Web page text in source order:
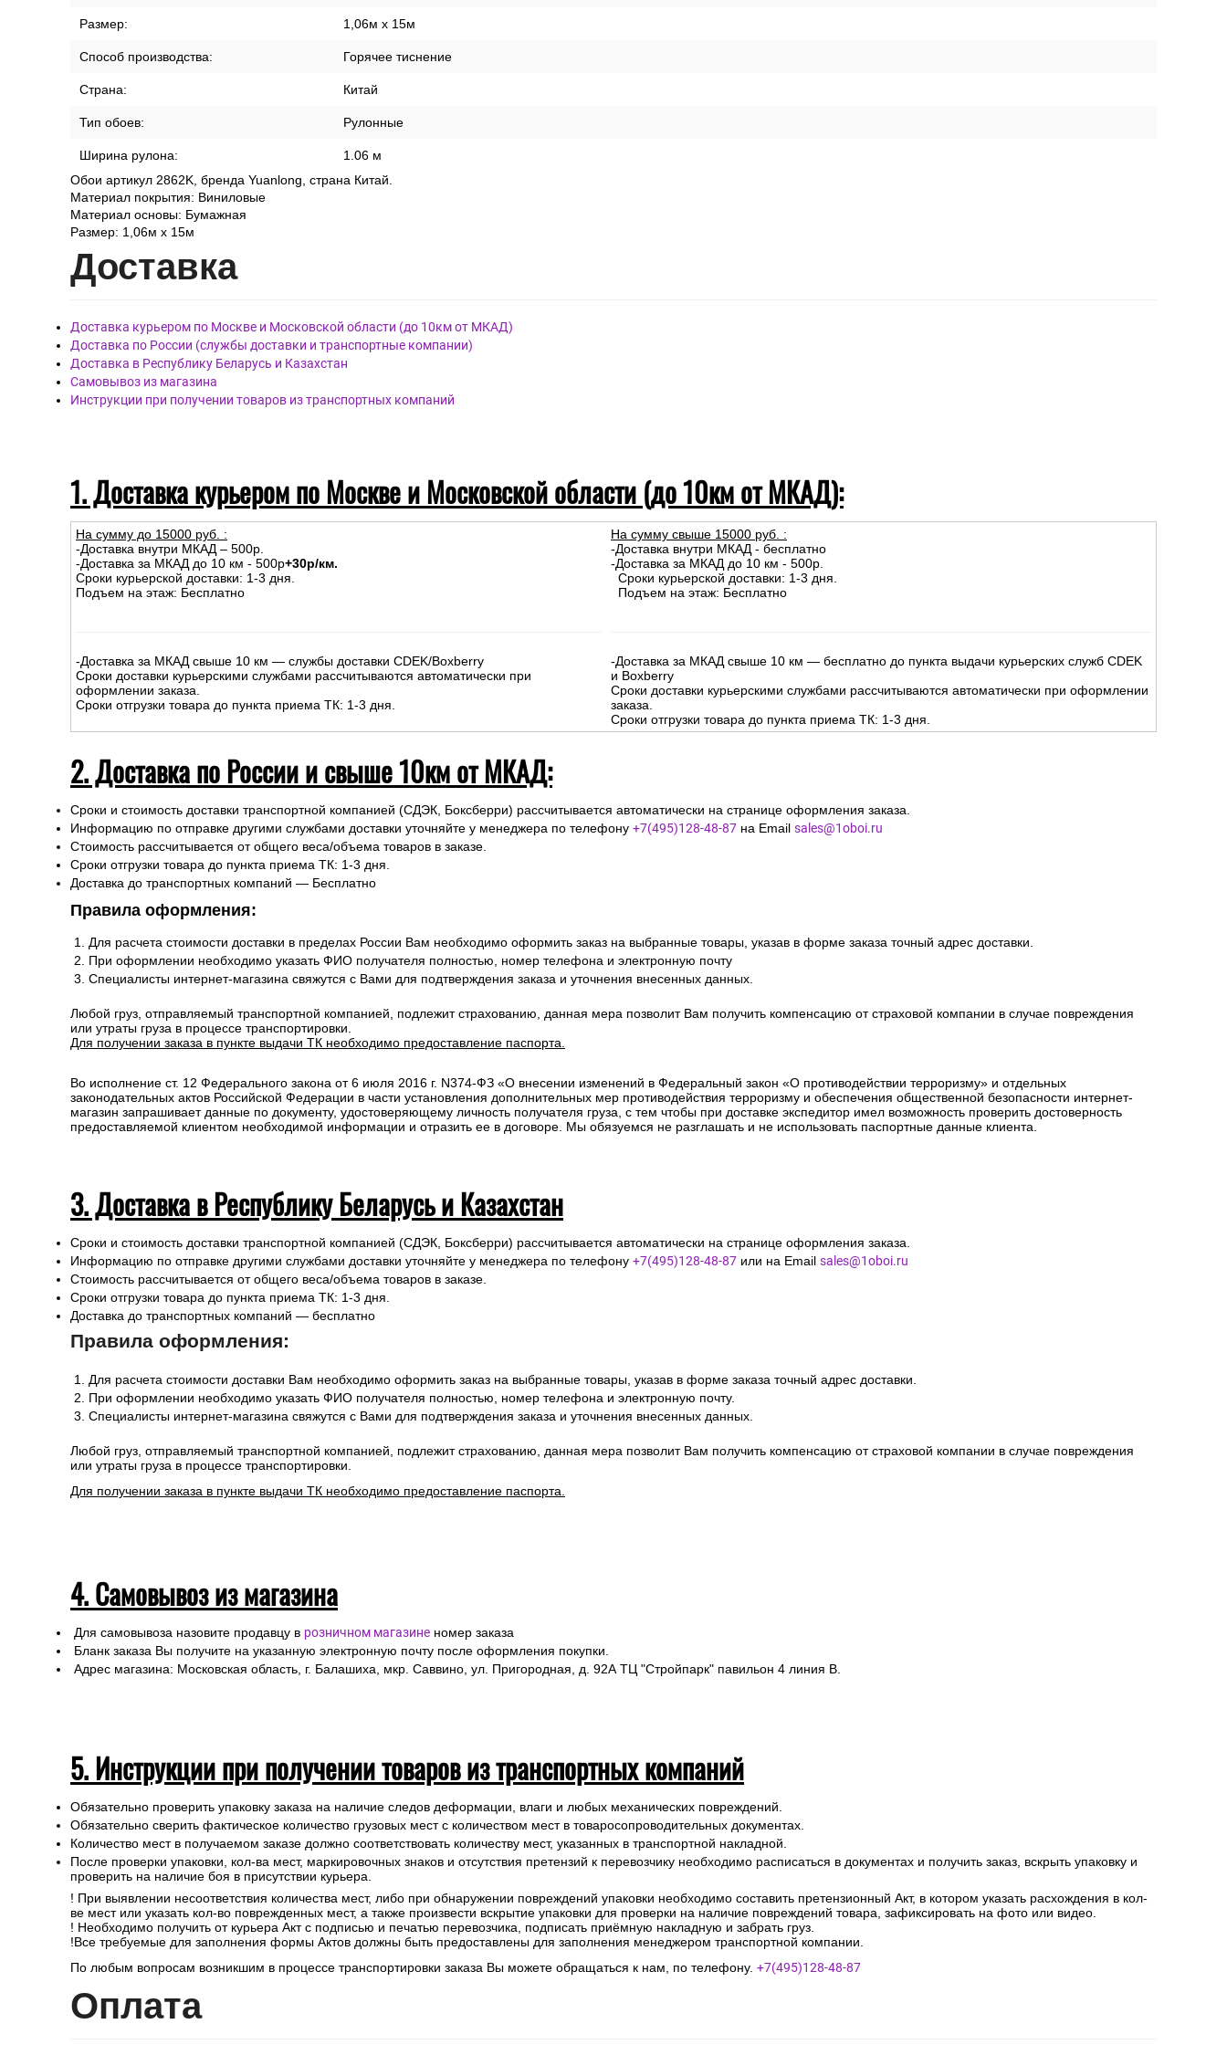
Размер: 1,06м x 15м
Способ производства: Горячее тиснение
Страна: Китай
Тип обоев: Рулонные
Ширина рулона:
1.06 м
Обои артикул 2862K, бренда Yuanlong, страна Китай.
Материал покрытия: Виниловые
Материал основы: Бумажная
Размер: 1,06м x 15м
Доставка
Доставка курьером по Москве и Московской области (до 10км от МКАД)
Доставка по России (службы доставки и транспортные компании)
Доставка в Республику Беларусь и Казахстан
Самовывоз из магазина
Инструкции при получении товаров из транспортных компаний
1. Доставка курьером по Москве и Московской области (до 10км от МКАД):
На сумму до 15000 руб. :
-Доставка внутри МКАД – 500р.
-Доставка за МКАД до 10 км - 500р+30р/км.
Сроки курьерской доставки: 1-3 дня.
Подъем на этаж: Бесплатно
-Доставка за МКАД свыше 10 км — службы доставки CDEK/Boxberry
Сроки доставки курьерскими службами рассчитываются автоматически при
оформлении заказа.
Сроки отгрузки товара до пункта приема ТК: 1-3 дня.
На сумму свыше 15000 руб. :
-Доставка внутри МКАД - бесплатно
-Доставка за МКАД до 10 км - 500р.
Сроки курьерской доставки: 1-3 дня.
Подъем на этаж: Бесплатно
-Доставка за МКАД свыше 10 км — бесплатно до пункта выдачи курьерских служб CDEK
и Boxberry
Сроки доставки курьерскими службами рассчитываются автоматически при оформлении
заказа.
Сроки отгрузки товара до пункта приема ТК: 1-3 дня.
2. Доставка по России и свыше 10км от МКАД:
Сроки и стоимость доставки транспортной компанией (СДЭК, Боксберри) рассчитывается автоматически на странице оформления заказа.
Информацию по отправке другими службами доставки уточняйте у менеджера по телефону +7(495)128-48-87 на Email sales@1oboi.ru
Стоимость рассчитывается от общего веса/объема товаров в заказе.
Сроки отгрузки товара до пункта приема ТК: 1-3 дня.
Доставка до транспортных компаний — Бесплатно
Правила оформления:
Для расчета стоимости доставки в пределах России Вам необходимо оформить заказ на выбранные товары, указав в форме заказа точный адрес доставки.
При оформлении необходимо указать ФИО получателя полностью, номер телефона и электронную почту
Специалисты интернет-магазина свяжутся с Вами для подтверждения заказа и уточнения внесенных данных.
Любой груз, отправляемый транспортной компанией, подлежит страхованию, данная мера позволит Вам получить компенсацию от страховой компании в случае повреждения
или утраты груза в процессе транспортировки.
Для получении заказа в пункте выдачи ТК необходимо предоставление паспорта.
Во исполнение ст. 12 Федерального закона от 6 июля 2016 г. N374-ФЗ «О внесении изменений в Федеральный закон «О противодействии терроризму» и отдельных
законодательных актов Российской Федерации в части установления дополнительных мер противодействия терроризму и обеспечения общественной безопасности интернет-
магазин запрашивает данные по документу, удостоверяющему личность получателя груза, с тем чтобы при доставке экспедитор имел возможность проверить достоверность
предоставляемой клиентом необходимой информации и отразить ее в договоре. Мы обязуемся не разглашать и не использовать паспортные данные клиента.
3. Доставка в Республику Беларусь и Казахстан
Сроки и стоимость доставки транспортной компанией (СДЭК, Боксберри) рассчитывается автоматически на странице оформления заказа.
Информацию по отправке другими службами доставки уточняйте у менеджера по телефону +7(495)128-48-87 или на Email sales@1oboi.ru
Стоимость рассчитывается от общего веса/объема товаров в заказе.
Сроки отгрузки товара до пункта приема ТК: 1-3 дня.
Доставка до транспортных компаний — бесплатно
Правила оформления:
Для расчета стоимости доставки Вам необходимо оформить заказ на выбранные товары, указав в форме заказа точный адрес доставки.
При оформлении необходимо указать ФИО получателя полностью, номер телефона и электронную почту.
Специалисты интернет-магазина свяжутся с Вами для подтверждения заказа и уточнения внесенных данных.
Любой груз, отправляемый транспортной компанией, подлежит страхованию, данная мера позволит Вам получить компенсацию от страховой компании в случае повреждения
или утраты груза в процессе транспортировки.
Для получении заказа в пункте выдачи ТК необходимо предоставление паспорта.
4. Самовывоз из магазина
Для самовывоза назовите продавцу в розничном магазине номер заказа
Бланк заказа Вы получите на указанную электронную почту после оформления покупки.
Адрес магазина: Московская область, г. Балашиха, мкр. Саввино, ул. Пригородная, д. 92А ТЦ "Стройпарк" павильон 4 линия В.
5. Инструкции при получении товаров из транспортных компаний
Обязательно проверить упаковку заказа на наличие следов деформации, влаги и любых механических повреждений.
Обязательно сверить фактическое количество грузовых мест с количеством мест в товаросопроводительных документах.
Количество мест в получаемом заказе должно соответствовать количеству мест, указанных в транспортной накладной.
После проверки упаковки, кол-ва мест, маркировочных знаков и отсутствия претензий к перевозчику необходимо расписаться в документах и получить заказ, вскрыть упаковку и
проверить на наличие боя в присутствии курьера.
! При выявлении несоответствия количества мест, либо при обнаружении повреждений упаковки необходимо составить претензионный Акт, в котором указать расхождения в кол-
ве мест или указать кол-во поврежденных мест, а также произвести вскрытие упаковки для проверки на наличие повреждений товара, зафиксировать на фото или видео.
! Необходимо получить от курьера Акт с подписью и печатью перевозчика, подписать приёмную накладную и забрать груз.
!Все требуемые для заполнения формы Актов должны быть предоставлены для заполнения менеджером транспортной компании.
По любым вопросам возникшим в процессе транспортировки заказа Вы можете обращаться к нам, по телефону. +7(495)128-48-87
Оплата